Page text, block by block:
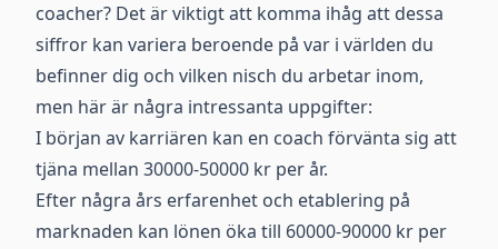
coacher? Det är viktigt att komma ihåg att dessa
siffror kan variera beroende på var i världen du
befinner dig och vilken nisch du arbetar inom,
men här är några intressanta uppgifter:
I början av karriären kan en coach förvänta sig att
tjäna mellan 30000-50000 kr per år.
Efter några års erfarenhet och etablering på
marknaden kan lönen öka till 60000-90000 kr per